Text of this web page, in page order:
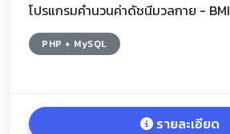
โปรแกรมคำนวนค่าดัชนีมวลกาย - BMI
PHP + MySQL
รายละเอียด